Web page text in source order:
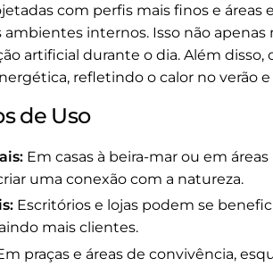
com perfis mais finos e
internos. Isso não
artificial durante o dia. Além
refletindo o calor no verão
de Uso
Em casas à beira-mar ou em
uma conexão com a natureza.
Escritórios e lojas podem se
mais clientes.
praças e áreas de convivência,